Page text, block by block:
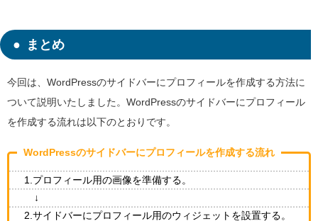
まとめ
今回は、WordPressのサイドバーにプロフィールを作成する方法に
ついて説明いたしました。WordPressのサイドバーにプロフィール
を作成する流れは以下のとおりです。
WordPressのサイドバーにプロフィールを作成する流れ
1.プロフィール用の画像を準備する。
↓
2.サイドバーにプロフィール用のウィジェットを設置する。